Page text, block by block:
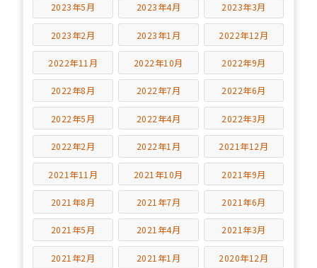
2023年5月 2023年4月 2023年3月
2023年2月 2023年1月 2022年12月
2022年11月 2022年10月 2022年9月
2022年8月 2022年7月 2022年6月
2022年5月 2022年4月 2022年3月
2022年2月 2022年1月 2021年12月
2021年11月 2021年10月 2021年9月
2021年8月 2021年7月 2021年6月
2021年5月 2021年4月 2021年3月
2021年2月 2021年1月 2020年12月